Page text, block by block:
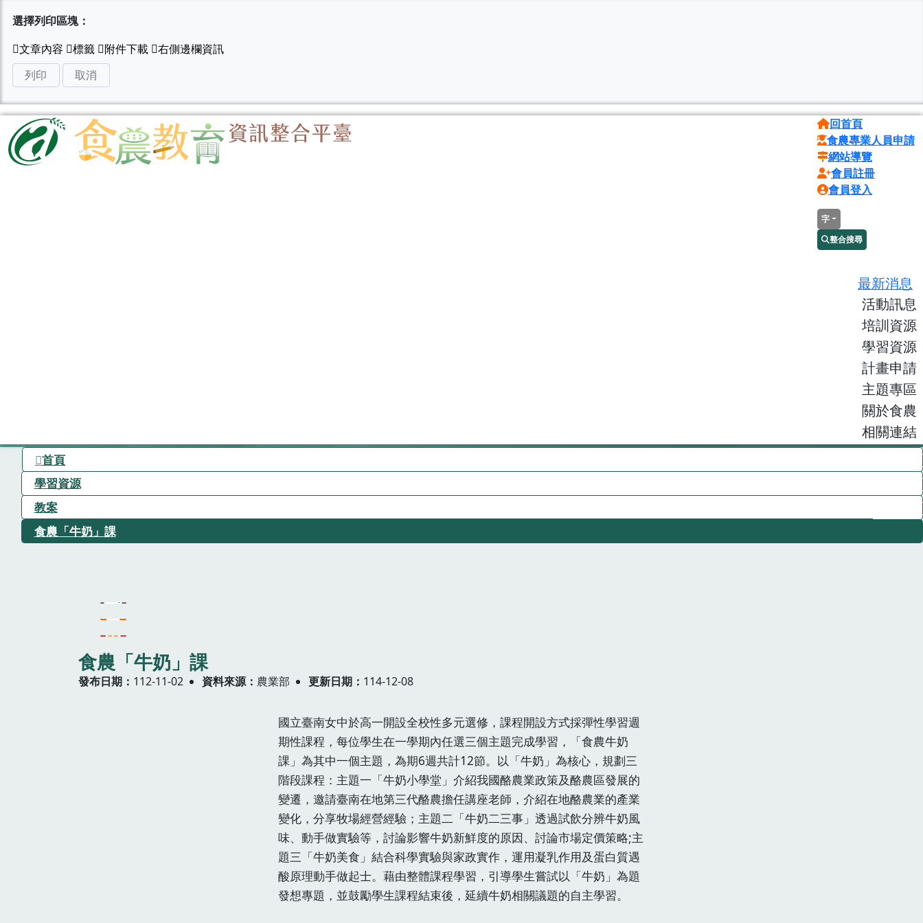
選擇列印區塊：
列印 取消
回首頁
食農專業人員申請
網站導覽
會員註冊
會員登入
字
整合搜尋
最新消息
活動訊息
培訓資源
學習資源
計畫申請
主題專區
關於食農
相關連結
首頁
學習資源
教案
食農「牛奶」課
食農「牛奶」課
發布日期 112-11-02 資料來源 農業部 更新日期 114-12-08
國立臺南女中於高一開設全校性多元選修，課程開設方式採彈性學習週
期性課程，每位學生在一學期內任選三個主題完成學習，「食農牛奶
課」為其中一個主題，為期6週共計12節。以「牛奶」為核心，規劃三
階段課程：主題一「牛奶小學堂」介紹我國酪農業政策及酪農區發展的
變遷，邀請臺南在地第三代酪農擔任講座老師，介紹在地酪農業的產業
變化，分享牧場經營經驗；主題二「牛奶二三事」透過試飲分辨牛奶風
味、動手做實驗等，討論影響牛奶新鮮度的原因、討論市場定價策略;主
題三「牛奶美食」結合科學實驗與家政實作，運用凝乳作用及蛋白質遇
酸原理動手做起士。藉由整體課程學習，引導學生嘗試以「牛奶」為題
發想專題，並鼓勵學生課程結束後，延續牛奶相關議題的自主學習。